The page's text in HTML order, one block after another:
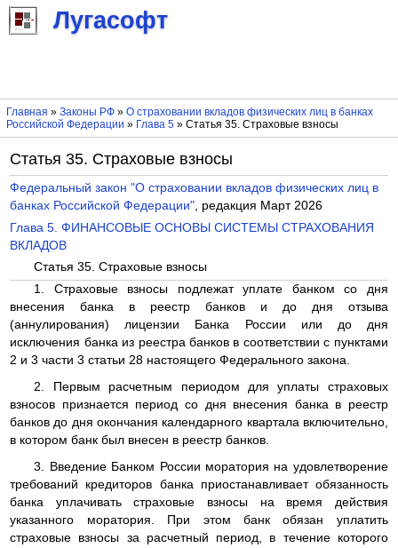
Лугасофт
Главная » Законы РФ» О страховании вкладов физических лиц в банках
Российской Федерации » Глава 5» Статья 35. Страховые взносы
Статья 35. Страховые взносы
Федеральный закон "О страховании вкладов физических лиц в
банках Российской Федерации", редакция Март 2026
Глава 5. ФИНАНСОВЫЕ ОСНОВЫ СИСТЕМЫ СТРАХОВАНИЯ
ВКЛАДОВ
Статья 35. Страховые взносы
1. Страховые взносы подлежат уплате банком со дня
внесения банка в реестр банков и до дня отзыва
(аннулирования) лицензии Банка России или до дня
исключения банка из реестра банков в соответствии с пунктами
2 и 3 части 3 статьи 28 настоящего Федерального закона.
2. Первым расчетным периодом для уплаты страховых
взносов признается период со дня внесения банка в реестр
банков до дня окончания календарного квартала включительно,
в котором банк был внесен в реестр банков.
3. Введение Банком России моратория на удовлетворение
требований кредиторов банка приостанавливает обязанность
банка уплачивать страховые взносы на время действия
указанного моратория. При этом банк обязан уплатить
страховые взносы за расчетный период, в течение которого